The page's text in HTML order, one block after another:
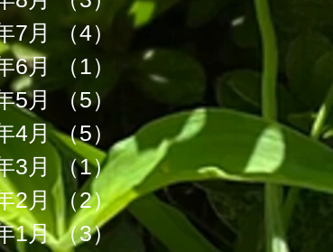
7月
（4）
4件の記事
6月
（1）
1件の記事
5月
（5）
5件の記事
4月 （5）
5件の記事
3月 （1）1件の記事
2月 （2）2件の記事
1月 （3）
3件の記事